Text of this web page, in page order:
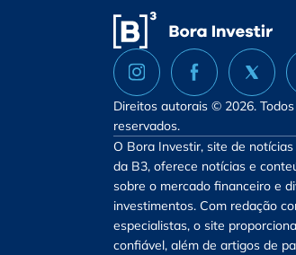
Direitos autorais © 2026.
reservados.
O Bora Investir, site de
da B3, oferece notícias e
sobre o mercado financeiro e
investimentos. Com redação
especialistas, o site
confiável, além de artigos de